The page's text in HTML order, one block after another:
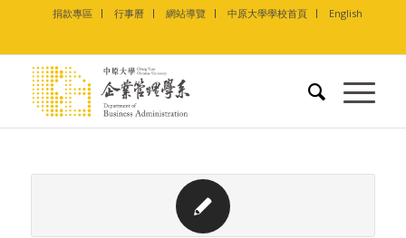
捐款專區 行事曆 網站導覽 中原大學學校首頁 English